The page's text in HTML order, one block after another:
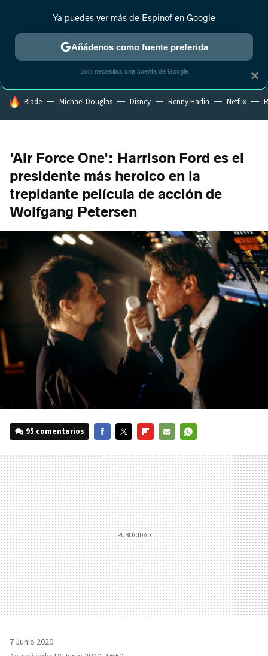
MENÚ NUEVO
ESTRENOS REALITY ANIME RANKINGS CINE
HOY SE HABLA DE
Blade Michael Douglas Disney Renny Harlin Netflix
'Air Force One': Harrison Ford es el
presidente más heroico en la
trepidante película de acción de
Wolfgang Petersen
95 comentarios
MAIL
7 Junio 2020
×
Ya puedes ver más de Espinof en Google
Añádenos como fuente preferida
Solo necesitas una cuenta de Google